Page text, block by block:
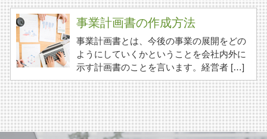
事業計画書の作成方法
事業計画書とは、今後の事業の展開をどの
ようにしていくかということを会社内外に
示す計画書のことを言います。経営者 […]